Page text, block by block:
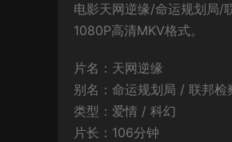
电影天网逆缘/命运规划局/
1080P高清MKV格式。
片名：天网逆缘
别名：命运规划局 / 联邦
类型：爱情 / 科幻
片长：106分钟